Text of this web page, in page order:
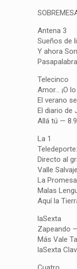
Antena 3
Sueños de
Y ahora
Telecinco
Amor… ¡O
El verano
El diario de
Allá tú —
La 1
Directo al
Valle
La
Malas
Aquí la
laSexta
Zapeando
Más Vale
laSexta